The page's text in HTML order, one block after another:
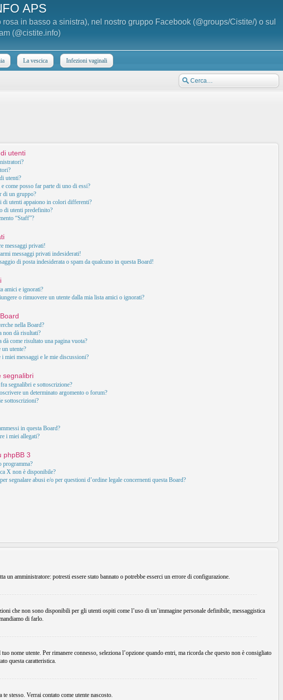
APS
in basso a sinistra), nel nostro gruppo Facebook (@groups/Cistite/) o sul
(@cistite.info)
La vescica Infezioni vaginali
utenti
utenti?
come posso far parte di uno di essi?
di un gruppo?
di utenti appaiono in colori differenti?
di utenti predefinito?
“Staff”?
messaggi privati!
messaggi privati indesiderati!
di posta indesiderata o spam da qualcuno in questa Board!
amici e ignorati?
o rimuovere un utente dalla mia lista amici o ignorati?
nella Board?
non dà risultati?
dà come risultato una pagina vuota?
un utente?
miei messaggi e le mie discussioni?
segnalibri
segnalibri e sottoscrizione?
un determinato argomento o forum?
sottoscrizioni?
in questa Board?
i miei allegati?
phpBB 3
programma?
X non è disponibile?
segnalare abusi e/o per questioni d’ordine legale concernenti questa Board?
amministratore: potresti essere stato bannato o potrebbe esserci un errore di configurazione.
che non sono disponibili per gli utenti ospiti come l’uso di un’immagine personale definibile, messaggistica
di farlo.
nome utente. Per rimanere connesso, seleziona l’opzione quando entri, ma ricorda che questo non è consigliato
questa caratteristica.
stesso. Verrai contato come utente nascosto.